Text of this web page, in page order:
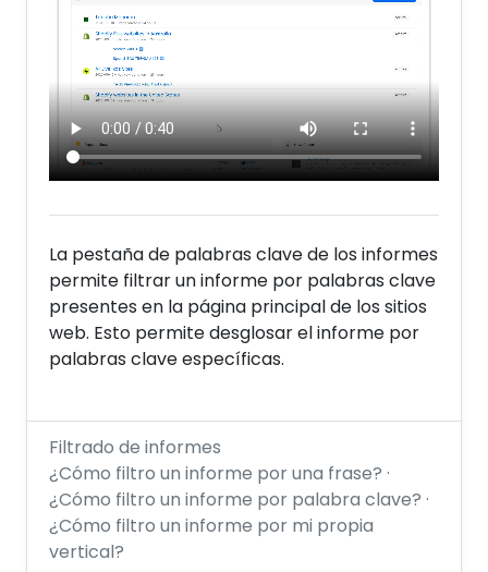
La pestaña de palabras clave de los informes
permite filtrar un informe por palabras clave
presentes en la página principal de los sitios
web. Esto permite desglosar el informe por
palabras clave específicas.
Filtrado de informes
¿Cómo filtro un informe por una frase? ·
¿Cómo filtro un informe por palabra clave? ·
¿Cómo filtro un informe por mi propia
vertical?